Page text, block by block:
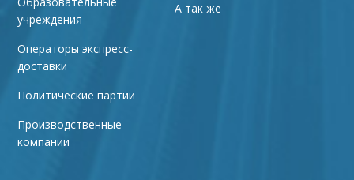
учреждения
Операторы экспресс-
доставки
Политические партии
Производственные
компании
А так же